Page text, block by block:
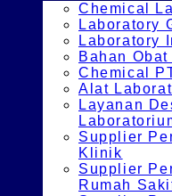
Chemical
Laboratory
Laboratory
Bahan
Chemical
Alat
Layanan
Supplier
Klinik
Supplier
Rumah